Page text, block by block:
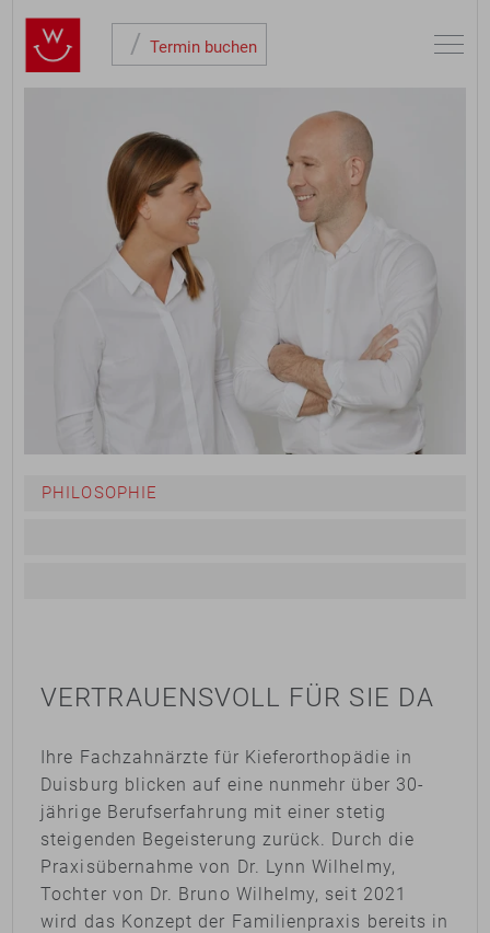
/ Termin buchen
Toggle
PHILOSOPHIE
VERTRAUENSVOLL FÜR SIE DA
Ihre Fachzahnärzte für Kieferorthopädie in
Duisburg blicken auf eine nunmehr über 30-
jährige Berufserfahrung mit einer stetig
steigenden Begeisterung zurück. Durch die
Praxisübernahme von Dr. Lynn Wilhelmy,
Tochter von Dr. Bruno Wilhelmy, seit 2021
wird das Konzept der Familienpraxis bereits in